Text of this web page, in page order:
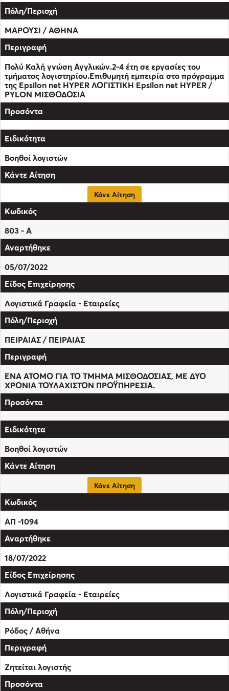
ΜΑΡΟΥΣΙ / ΑΘΗΝΑ
Πολύ Καλή γνώση Αγγλικών.2-4 έτη σε εργασίες του
τμήματος λογιστηρίου.Επιθυμητή εμπειρία στο πρόγραμμα
της Epsilon net HYPER ΛΟΓΙΣΤΙΚΗ Epsilon net HYPER /
PYLON ΜΙΣΘΟΔΟΣΙΑ
Βοηθοί λογιστών
Κάνε Αίτηση
803 - Α
05/07/2022
Λογιστικά Γραφεία - Εταιρείες
ΠΕΙΡΑΙΑΣ / ΠΕΙΡΑΙΑΣ
ΈΝΑ ΑΤΟΜΟ ΓΙΑ ΤΟ ΤΜΗΜΑ ΜΙΣΘΟΔΟΣΙΑΣ, ΜΕ ΔΥΟ
ΧΡΟΝΙΑ ΤΟΥΛΑΧΙΣΤΟΝ ΠΡΟΫΠΗΡΕΣΙΑ.
Βοηθοί λογιστών
Κάνε Αίτηση
ΑΠ -1094
18/07/2022
Λογιστικά Γραφεία - Εταιρείες
Ρόδος / Αθήνα
Ζητείται λογιστής